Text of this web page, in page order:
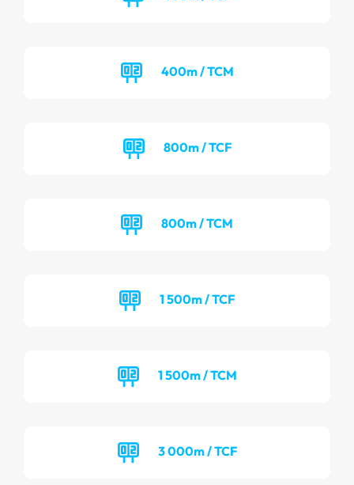
400m / TCM
800m / TCF
800m / TCM
1 500m / TCF
1 500m / TCM
3 000m / TCF